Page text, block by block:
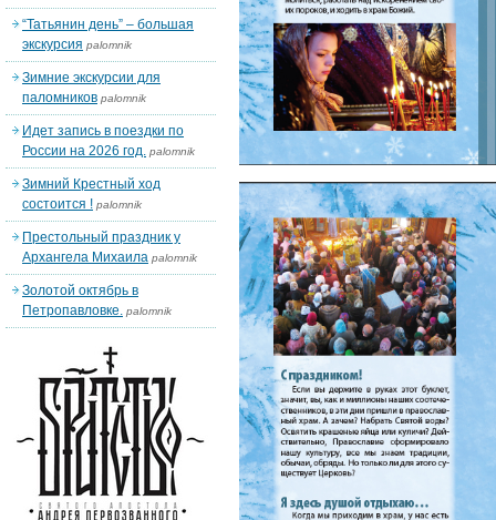
“Татьянин день” – большая
экскурсия palomnik
Зимние экскурсии для
паломников palomnik
Идет запись в поездки по
России на 2026 год. palomnik
Зимний Крестный ход
состоится ! palomnik
Престольный праздник у
Архангела Михаила palomnik
Золотой октябрь в
Петропавловке. palomnik